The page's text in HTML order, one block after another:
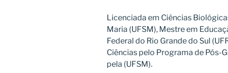
Licenciada em Ciências
Maria (UFSM), Mestre em
Federal do Rio Grande do Sul
Ciências pelo Programa de Pós-
pela (UFSM).